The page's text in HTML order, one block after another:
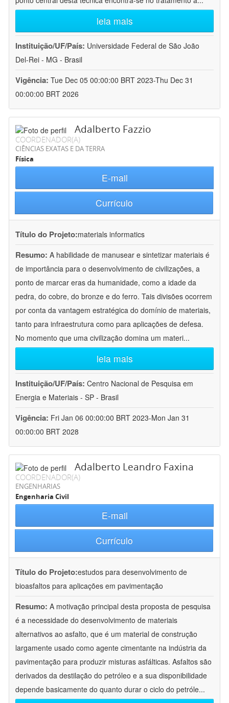
leia mais
Instituição/UF/País: Universidade Federal de São João
Del-Rei - MG - Brasil
Vigência: Tue Dec 05 00:00:00 BRT 2023-Thu Dec 31
00:00:00 BRT 2026
Adalberto Fazzio
COORDENADOR(A)
CIÊNCIAS EXATAS E DA TERRA
Física
E-mail
Currículo
Título do Projeto:materials informatics
Resumo: A habilidade de manusear e sintetizar materiais é
de importância para o desenvolvimento de civilizações, a
ponto de marcar eras da humanidade, como a idade da
pedra, do cobre, do bronze e do ferro. Tais divisões ocorrem
por conta da vantagem estratégica do domínio de materiais,
tanto para infraestrutura como para aplicações de defesa.
No momento que uma civilização domina um materi...
leia mais
Instituição/UF/País: Centro Nacional de Pesquisa em
Energia e Materiais - SP - Brasil
Vigência: Fri Jan 06 00:00:00 BRT 2023-Mon Jan 31
00:00:00 BRT 2028
Adalberto Leandro Faxina
COORDENADOR(A)
ENGENHARIAS
Engenharia Civil
E-mail
Currículo
Título do Projeto:estudos para desenvolvimento de
bioasfaltos para aplicações em pavimentação
Resumo: A motivação principal desta proposta de pesquisa
é a necessidade do desenvolvimento de materiais
alternativos ao asfalto, que é um material de construção
largamente usado como agente cimentante na indústria da
pavimentação para produzir misturas asfálticas. Asfaltos são
derivados da destilação do petróleo e a sua disponibilidade
depende basicamente do quanto durar o ciclo do petróle...